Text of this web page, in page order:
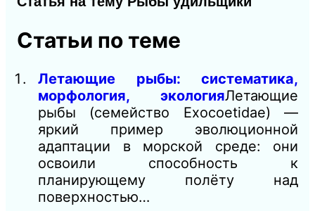
Статьи по теме
Летающие рыбы: систематика,
морфология, экологияЛетающие
рыбы (семейство Exocoetidae) —
яркий пример эволюционной
адаптации в морской среде: они
освоили способность к
планирующему полёту над
поверхностью…